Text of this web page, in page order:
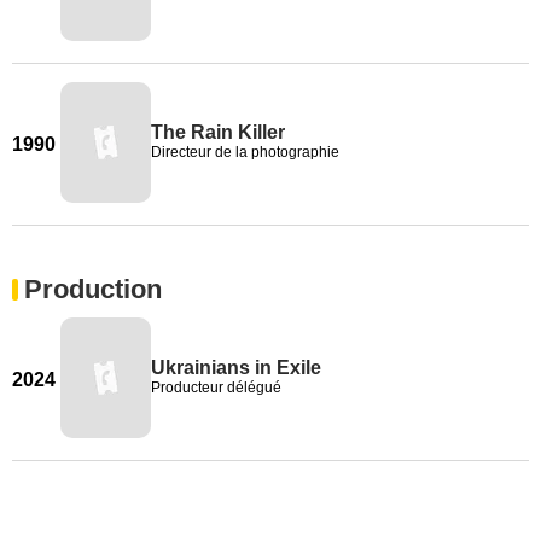
1990
The Rain Killer
Directeur de la photographie
Production
2024
Ukrainians in Exile
Producteur délégué